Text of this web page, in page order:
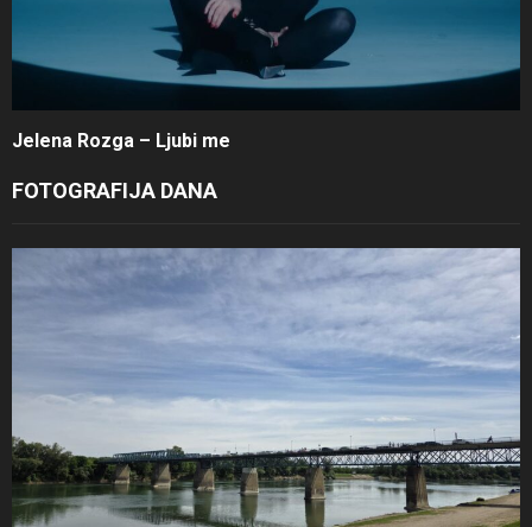
Jelena Rozga – Ljubi me
FOTOGRAFIJA DANA